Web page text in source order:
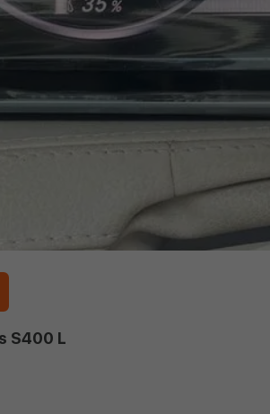
Mercedes-Benz S-Class S400 L